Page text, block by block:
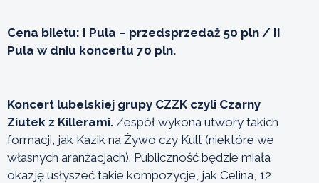
Cena biletu: I Pula – przedsprzedaż 50 pln / II
Pula w dniu koncertu 70 pln.
Koncert lubelskiej grupy CZZK czyli Czarny
Ziutek z Killerami. Zespół wykona utwory takich
formacji, jak Kazik na Żywo czy Kult (niektóre we
własnych aranżacjach). Publiczność będzie miała
okazję usłyszeć takie kompozycje, jak Celina, 12